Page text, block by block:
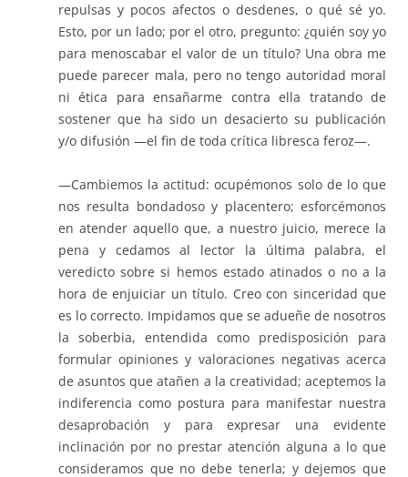
repulsas y pocos afectos o desdenes, o qué sé yo.
Esto, por un lado; por el otro, pregunto: ¿quién soy yo
para menoscabar el valor de un título? Una obra me
puede parecer mala, pero no tengo autoridad moral
ni ética para ensañarme contra ella tratando de
sostener que ha sido un desacierto su publicación
y/o difusión —el fin de toda crítica libresca feroz—.
—Cambiemos la actitud: ocupémonos solo de lo que
nos resulta bondadoso y placentero; esforcémonos
en atender aquello que, a nuestro juicio, merece la
pena y cedamos al lector la última palabra, el
veredicto sobre si hemos estado atinados o no a la
hora de enjuiciar un título. Creo con sinceridad que
es lo correcto. Impidamos que se adueñe de nosotros
la soberbia, entendida como predisposición para
formular opiniones y valoraciones negativas acerca
de asuntos que atañen a la creatividad; aceptemos la
indiferencia como postura para manifestar nuestra
desaprobación y para expresar una evidente
inclinación por no prestar atención alguna a lo que
consideramos que no debe tenerla; y dejemos que